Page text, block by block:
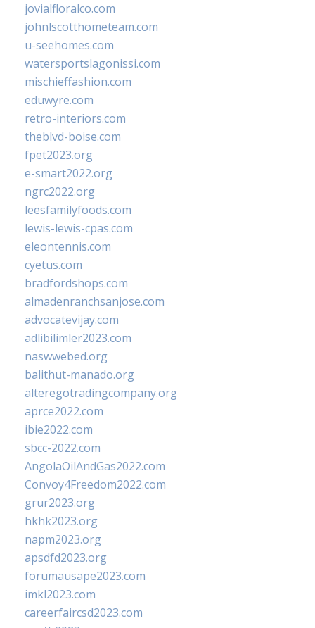
jovialfloralco.com
johnlscotthometeam.com
u-seehomes.com
watersportslagonissi.com
mischieffashion.com
eduwyre.com
retro-interiors.com
theblvd-boise.com
fpet2023.org
e-smart2022.org
ngrc2022.org
leesfamilyfoods.com
lewis-lewis-cpas.com
eleontennis.com
cyetus.com
bradfordshops.com
almadenranchsanjose.com
advocatevijay.com
adlibilimler2023.com
naswwebed.org
balithut-manado.org
alteregotradingcompany.org
aprce2022.com
ibie2022.com
sbcc-2022.com
AngolaOilAndGas2022.com
Convoy4Freedom2022.com
grur2023.org
hkhk2023.org
napm2023.org
apsdfd2023.org
forumausape2023.com
imkl2023.com
careerfaircsd2023.com